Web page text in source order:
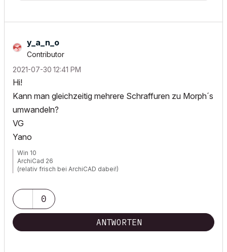
y_a_n_o
Contributor
‎2021-07-30 12:41 PM
Hi!
Kann man gleichzeitig mehrere Schraffuren zu Morph´s
umwandeln?
VG
Yano
Win 10
ArchiCad 26
(relativ frisch bei ArchiCAD dabei!)
0
ANTWORTEN